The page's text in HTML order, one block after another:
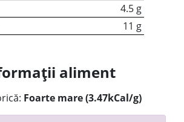
4.5 g
11 g
aliment
Foarte mare (3.47kCal/g)